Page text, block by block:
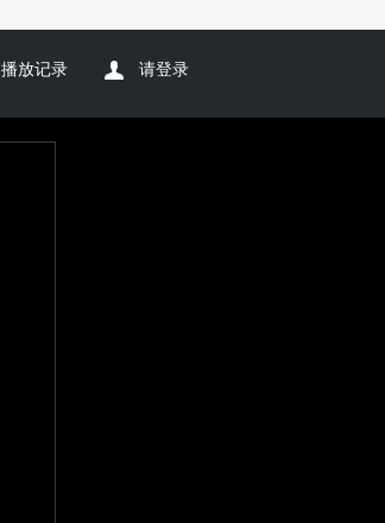
播放记录 请登录